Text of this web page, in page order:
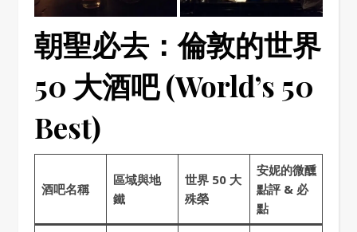
朝聖必去：倫敦的世界
50 大酒吧 (World’s 50
Best)
酒吧名稱
區域與地
鐵
世界 50 大
殊榮
安妮的微醺
點評 & 必
點